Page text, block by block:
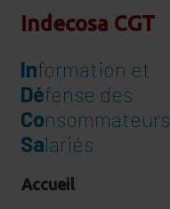
Indecosa CGT
Information et
Défense des
Consommateurs
Salariés
Accueil